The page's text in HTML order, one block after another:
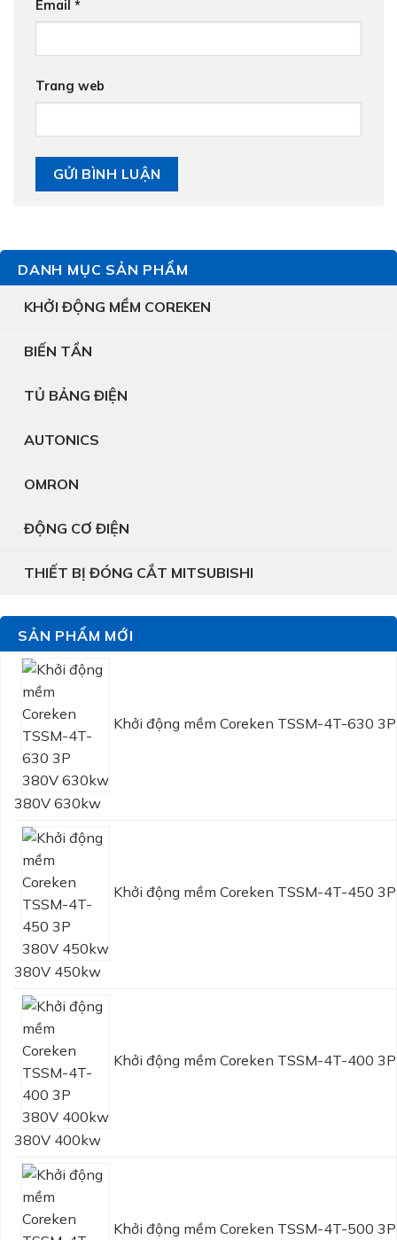
Email *
Trang web
DANH MỤC SẢN PHẨM
KHỞI ĐỘNG MỀM COREKEN
BIẾN TẦN
TỦ BẢNG ĐIỆN
AUTONICS
OMRON
ĐỘNG CƠ ĐIỆN
THIẾT BỊ ĐÓNG CẮT MITSUBISHI
SẢN PHẨM MỚI
Khởi động mềm Coreken TSSM-4T-630 3P
380V 630kw
Khởi động mềm Coreken TSSM-4T-450 3P
380V 450kw
Khởi động mềm Coreken TSSM-4T-400 3P
380V 400kw
Khởi động mềm Coreken TSSM-4T-500 3P